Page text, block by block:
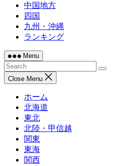
中国地方
四国
九州・沖縄
ランキング
Menu
Close Menu
ホーム
北海道
東北
北陸・甲信越
関東
東海
関西